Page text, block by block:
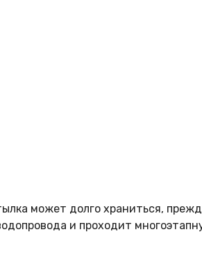
может долго храниться,
и проходит